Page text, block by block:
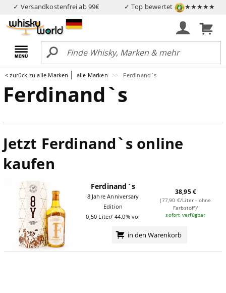
✓ Versandkostenfrei ab 99€ ✓ Top bewertet ★★★★★
< zurück zu alle Marken alle Marken Ferdinand`s
Ferdinand`s
Jetzt Ferdinand`s online
kaufen
Ferdinand`s
8 Jahre Anniversary
Edition
0,50 Liter/ 44.0% vol
38,95 €
(77,90 €/Liter - ohne
Farbstoff)¹
sofort verfügbar
in den Warenkorb